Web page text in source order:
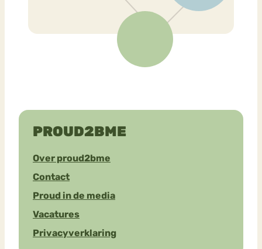
PROUD2BME
Over proud2bme
Contact
Proud in de media
Vacatures
Privacyverklaring